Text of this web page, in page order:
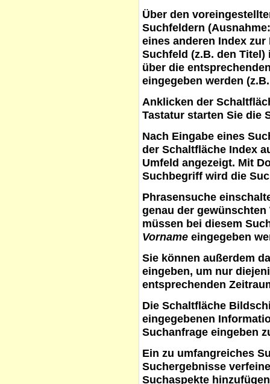
Über den
Suchfeldern
eines anderen Index
Suchfeld (z.B. den
über die
eingegeben werden
Anklicken der
Tastatur starten Sie die
Nach Eingabe eines
der Schaltfläche Index
Umfeld angezeigt. Mit
Suchbegriff wird die
Phrasensuche
genau der
müssen bei diesem
Vorname eingegeben
Sie können außerdem
eingeben, um nur
entsprechenden
Die Schaltfläche
eingegebenen
Suchanfrage eingeben
Ein zu umfangreiches
Suchergebnisse
Suchaspekte